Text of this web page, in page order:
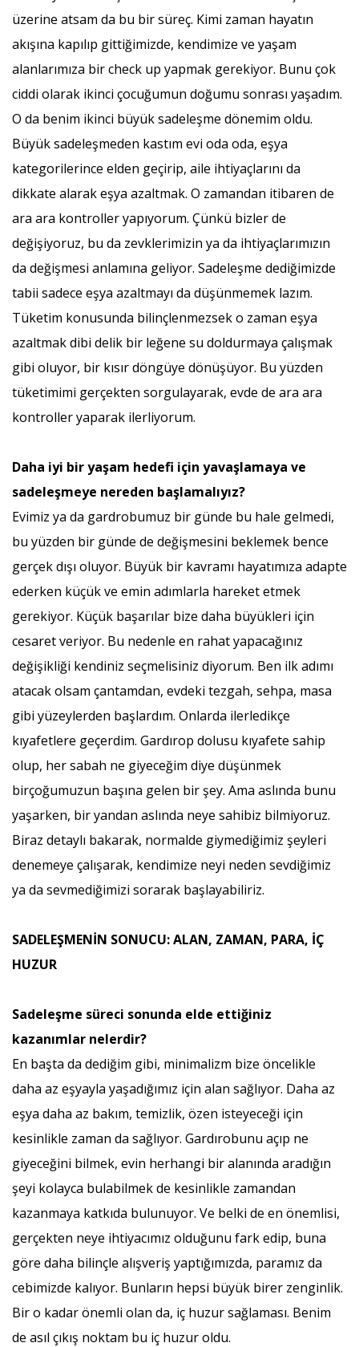
üzerine atsam da bu bir süreç. Kimi zaman hayatın
akışına kapılıp gittiğimizde, kendimize ve yaşam
alanlarımıza bir check up yapmak gerekiyor. Bunu çok
ciddi olarak ikinci çocuğumun doğumu sonrası yaşadım.
O da benim ikinci büyük sadeleşme dönemim oldu.
Büyük sadeleşmeden kastım evi oda oda, eşya
kategorilerince elden geçirip, aile ihtiyaçlarını da
dikkate alarak eşya azaltmak. O zamandan itibaren de
ara ara kontroller yapıyorum. Çünkü bizler de
değişiyoruz, bu da zevklerimizin ya da ihtiyaçlarımızın
da değişmesi anlamına geliyor. Sadeleşme dediğimizde
tabii sadece eşya azaltmayı da düşünmemek lazım.
Tüketim konusunda bilinçlenmezsek o zaman eşya
azaltmak dibi delik bir leğene su doldurmaya çalışmak
gibi oluyor, bir kısır döngüye dönüşüyor. Bu yüzden
tüketimimi gerçekten sorgulayarak, evde de ara ara
kontroller yaparak ilerliyorum.
Daha iyi bir yaşam hedefi için yavaşlamaya ve
sadeleşmeye nereden başlamalıyız?
Evimiz ya da gardrobumuz bir günde bu hale gelmedi,
bu yüzden bir günde de değişmesini beklemek bence
gerçek dışı oluyor. Büyük bir kavramı hayatımıza adapte
ederken küçük ve emin adımlarla hareket etmek
gerekiyor. Küçük başarılar bize daha büyükleri için
cesaret veriyor. Bu nedenle en rahat yapacağınız
değişikliği kendiniz seçmelisiniz diyorum. Ben ilk adımı
atacak olsam çantamdan, evdeki tezgah, sehpa, masa
gibi yüzeylerden başlardım. Onlarda ilerledikçe
kıyafetlere geçerdim. Gardırop dolusu kıyafete sahip
olup, her sabah ne giyeceğim diye düşünmek
birçoğumuzun başına gelen bir şey. Ama aslında bunu
yaşarken, bir yandan aslında neye sahibiz bilmiyoruz.
Biraz detaylı bakarak, normalde giymediğimiz şeyleri
denemeye çalışarak, kendimize neyi neden sevdiğimiz
ya da sevmediğimizi sorarak başlayabiliriz.
SADELEŞMENİN SONUCU: ALAN, ZAMAN, PARA, İÇ
HUZUR
Sadeleşme süreci sonunda elde ettiğiniz
kazanımlar nelerdir?
En başta da dediğim gibi, minimalizm bize öncelikle
daha az eşyayla yaşadığımız için alan sağlıyor. Daha az
eşya daha az bakım, temizlik, özen isteyeceği için
kesinlikle zaman da sağlıyor. Gardırobunu açıp ne
giyeceğini bilmek, evin herhangi bir alanında aradığın
şeyi kolayca bulabilmek de kesinlikle zamandan
kazanmaya katkıda bulunuyor. Ve belki de en önemlisi,
gerçekten neye ihtiyacımız olduğunu fark edip, buna
göre daha bilinçle alışveriş yaptığımızda, paramız da
cebimizde kalıyor. Bunların hepsi büyük birer zenginlik.
Bir o kadar önemli olan da, iç huzur sağlaması. Benim
de asıl çıkış noktam bu iç huzur oldu.